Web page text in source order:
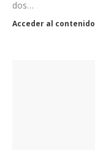
dos…
Acceder al contenido